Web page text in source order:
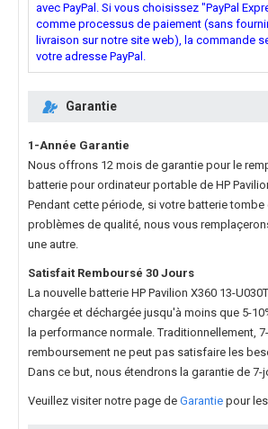
avec PayPal. Si vous choisissez "PayPal
comme processus de paiement (sans
livraison sur notre site web), la commande
votre adresse PayPal.
Garantie
1-Année Garantie
Nous offrons 12 mois de garantie pour le
batterie pour ordinateur portable de HP
Pendant cette période, si votre batterie tombe
problèmes de qualité, nous vous
une autre.
Satisfait Remboursé 30 Jours
La nouvelle batterie HP Pavilion X360 13-
chargée et déchargée jusqu'à moins que 5-
la performance normale. Traditionnellement,
remboursement ne peut pas satisfaire les
Dans ce but, nous étendrons la garantie de 7-
Veuillez visiter notre page de Garantie pour